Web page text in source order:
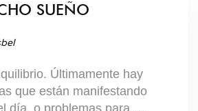
SUEÑO
Últimamente hay
que están manifestando
día, o problemas para …